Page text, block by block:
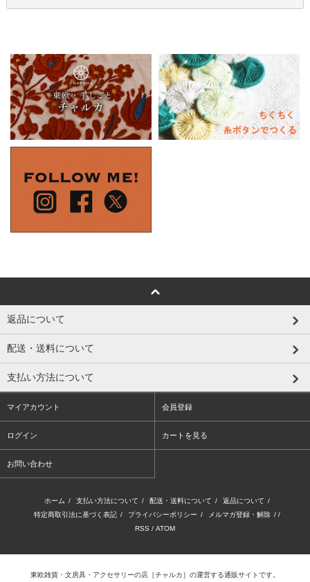
返品について
配送・送料について
支払い方法について
マイアカウント 会員登録
ログイン カートを見る
お問い合わせ
ホーム / 支払い方法について / 配送・送料について / 返品について /
特定商取引法に基づく表記 / プライバシーポリシー / メルマガ登録・解除 / /
RSS / ATOM
東欧雑貨・文房具・アクセサリーの店 ［チャルカ］ の運営する通販サイトです。